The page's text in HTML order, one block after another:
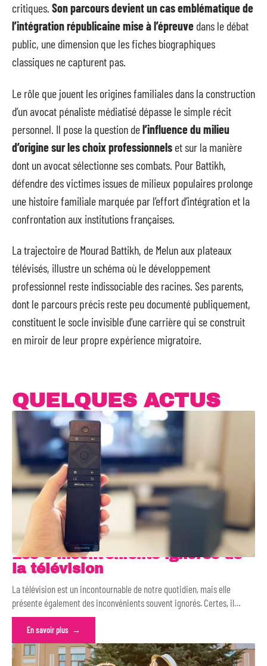
critiques. Son parcours devient un cas emblématique de
l’intégration républicaine mise à l’épreuve dans le débat
public, une dimension que les fiches biographiques
classiques ne capturent pas.
Le rôle que jouent les origines familiales dans la construction
d’un avocat pénaliste médiatisé dépasse le simple récit
personnel. Il pose la question del’influence du milieu
d’origine sur les choix professionnels et sur la manière
dont un avocat sélectionne ses combats. Pour Battikh,
défendre des victimes issues de milieux populaires prolonge
une histoire familiale marquée par l’effort d’intégration et la
confrontation aux institutions françaises.
La trajectoire de Mourad Battikh, de Melun aux plateaux
télévisés, illustre un schéma où le développement
professionnel reste indissociable des racines. Ses parents,
dont le parcours précis reste peu documenté publiquement,
constituent le socle invisible d’une carrière qui se construit
en miroir de leur propre expérience migratoire.
QUELQUES ACTUS
Les 5 inconvénients ignorés de
la télévision
La télévision est un incontournable de notre quotidien, mais elle
présente également des inconvénients souvent ignorés. Certes, il…
En savoir plus